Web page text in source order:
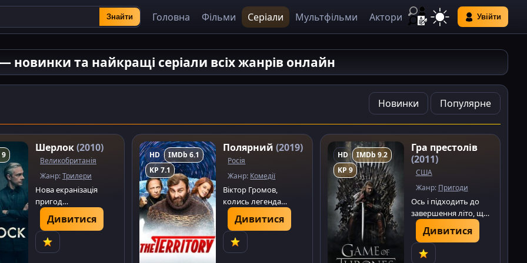
Знайти Головна Фільми Серіали Мультфільми Актори Увійти
новинки та найкращі серіали всіх жанрів онлайн
Новинки Популярне
Шерлок(2010)
Великобританія
Жанр:Трилери
Нова екранізація
пригод
найвідомішого
детектива людства.
Військовий лікар
Джон Ватсон
Дивитися
HD
IMDb 6.1
KP 7.1
Полярний(2019)
Росія
Жанр: Комедії
Віктор Громов,
колись легенда
кримінальної Москви
на прізвисько
М'ясник, давно
відійшов від справ і
Дивитися
HD
IMDb 9.2
KP 9
Гра престолів
(2011)
США
Жанр: Пригоди
Ось і підходить до
завершення літо, що
тривало майже
десятиліття. Навколо
осередку влади Семи
королівств, Залізного
Дивитися